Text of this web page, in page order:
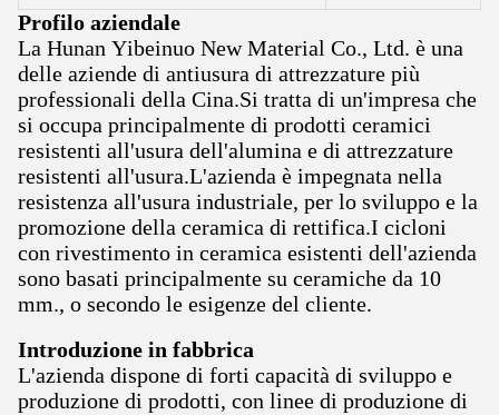
Profilo aziendale
La Hunan Yibeinuo New Material Co., Ltd. è una
delle aziende di antiusura di attrezzature più
professionali della Cina.Si tratta di un'impresa che
si occupa principalmente di prodotti ceramici
resistenti all'usura dell'alumina e di attrezzature
resistenti all'usura.L'azienda è impegnata nella
resistenza all'usura industriale, per lo sviluppo e la
promozione della ceramica di rettifica.I cicloni
con rivestimento in ceramica esistenti dell'azienda
sono basati principalmente su ceramiche da 10
mm., o secondo le esigenze del cliente.
Introduzione in fabbrica
L'azienda dispone di forti capacità di sviluppo e
produzione di prodotti, con linee di produzione di